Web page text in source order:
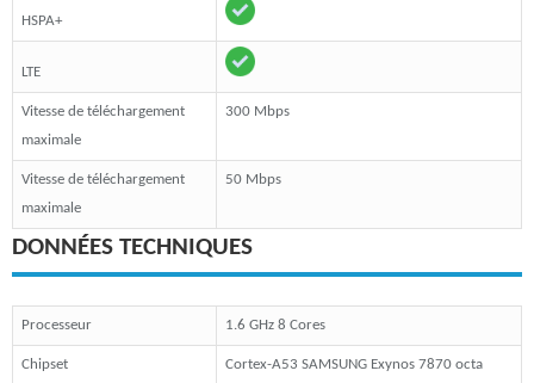
HSPA+
LTE
Vitesse de téléchargement
maximale
300 Mbps
Vitesse de téléchargement
maximale
50 Mbps
DONNÉES TECHNIQUES
Processeur 1.6 GHz 8 Cores
Chipset Cortex-A53 SAMSUNG Exynos 7870 octa